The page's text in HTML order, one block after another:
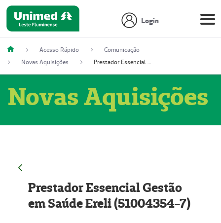
Login
Acesso Rápido
Comunicação
Novas Aquisições
Prestador Essencial Gestão em Saúde Ereli (51004354-7)
Novas Aquisições
Prestador Essencial Gestão
em Saúde Ereli (51004354-7)